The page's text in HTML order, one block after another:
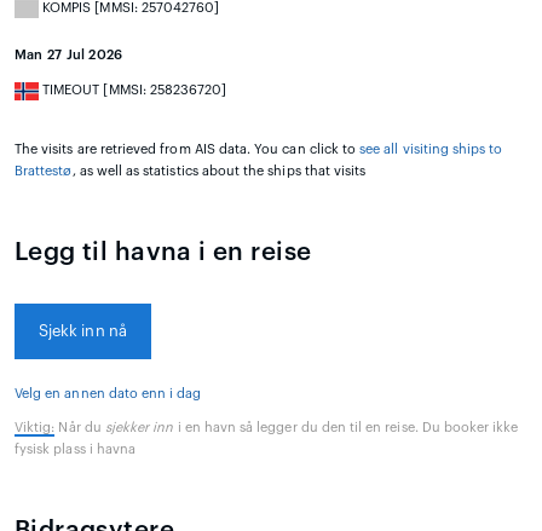
KOMPIS [MMSI: 257042760]
Man 27 Jul 2026
TIMEOUT [MMSI: 258236720]
The visits are retrieved from AIS data. You can click tosee all visiting ships to
Brattestø, as well as statistics about the ships that visits
Legg til havna i en reise
Sjekk inn nå
Velg en annen dato enn i dag
Viktig: Når du sjekker inn i en havn så legger du den til en reise. Du booker ikke
fysisk plass i havna